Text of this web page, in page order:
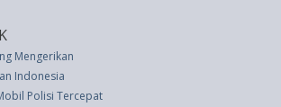
Mengerikan
Indonesia
Polisi Tercepat